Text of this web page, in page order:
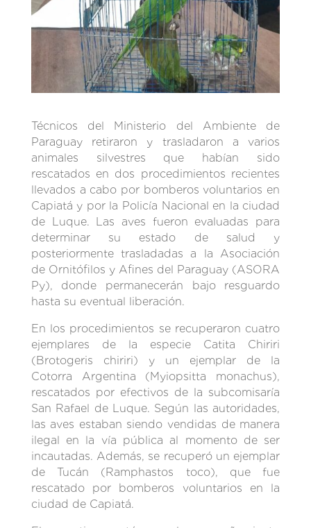
Técnicos del Ministerio del Ambiente de
Paraguay retiraron y trasladaron a varios
animales silvestres que habían sido
rescatados en dos procedimientos recientes
llevados a cabo por bomberos voluntarios en
Capiatá y por la Policía Nacional en la ciudad
de Luque. Las aves fueron evaluadas para
determinar su estado de salud y
posteriormente trasladadas a la Asociación
de Ornitófilos y Afines del Paraguay (ASORA
Py), donde permanecerán bajo resguardo
hasta su eventual liberación.
En los procedimientos se recuperaron cuatro
ejemplares de la especie Catita Chiriri
(Brotogeris chiriri) y un ejemplar de la
Cotorra Argentina (Myiopsitta monachus),
rescatados por efectivos de la subcomisaría
San Rafael de Luque. Según las autoridades,
las aves estaban siendo vendidas de manera
ilegal en la vía pública al momento de ser
incautadas. Además, se recuperó un ejemplar
de Tucán (Ramphastos toco), que fue
rescatado por bomberos voluntarios en la
ciudad de Capiatá.